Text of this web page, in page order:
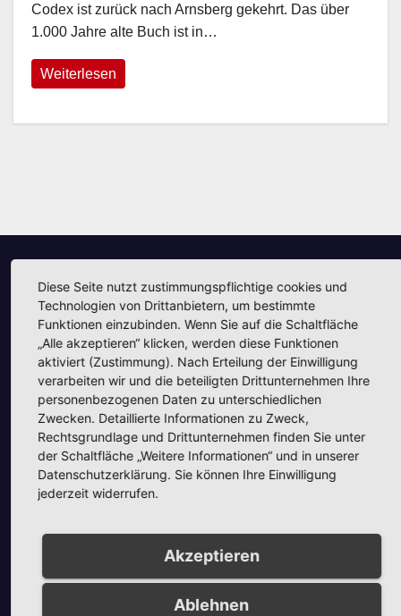
Codex ist zurück nach Arnsberg gekehrt. Das über
1.000 Jahre alte Buch ist in…
Weiterlesen
Unsere Partner
Unsere Partner
Unsere Partner
Diese Seite nutzt zustimmungspflichtige cookies und
Technologien von Drittanbietern, um bestimmte
Funktionen einzubinden. Wenn Sie auf die Schaltfläche
„Alle akzeptieren“ klicken, werden diese Funktionen
aktiviert (Zustimmung). Nach Erteilung der Einwilligung
verarbeiten wir und die beteiligten Drittunternehmen Ihre
personenbezogenen Daten zu unterschiedlichen
Zwecken. Detaillierte Informationen zu Zweck,
Rechtsgrundlage und Drittunternehmen finden Sie unter
der Schaltfläche „Weitere Informationen“ und in unserer
Datenschutzerklärung. Sie können Ihre Einwilligung
jederzeit widerrufen.
Akzeptieren
Ablehnen